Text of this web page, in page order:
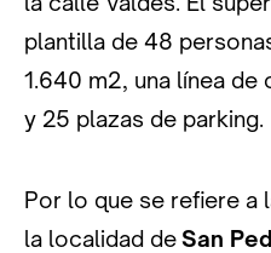
plantilla de 48
1.640 m2, una línea
y 25 plazas de parking.
Por lo que se refiere a
la localidad deSan